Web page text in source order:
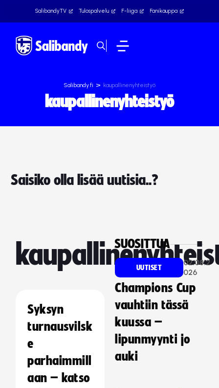
SalibandyTV Tulospalvelu F-liiga Fanikauppa
Salibandy.fi > kaupallinenyhteistyö
kaupallinenyhteistyö
Saisiko olla lisää uutisia..?
Syksyn
turnausvilsk
e
parhaimmill
aan – katso
SUOSITTUA
UUTISET
02.08.2
026
Champions Cup
vauhtiin tässä
kuussa –
lipunmyynti jo
auki